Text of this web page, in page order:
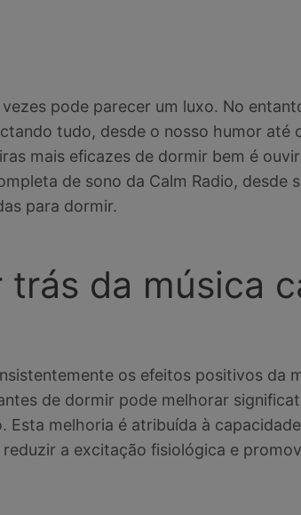
pode parecer um luxo. No
tudo, desde o nosso humor até
mais eficazes de dormir bem é
de sono da Calm Radio, desde
para dormir.
da música
os efeitos positivos da
de dormir pode melhorar
Esta melhoria é atribuída à
a excitação fisiológica e